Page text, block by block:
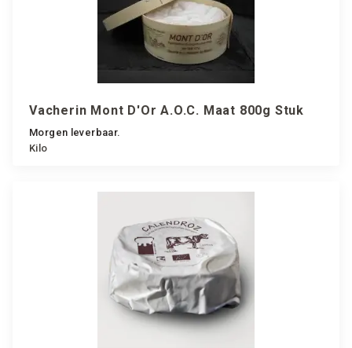
Vacherin Mont D'Or A.O.C. Maat 800g Stuk
Morgen leverbaar.
Kilo